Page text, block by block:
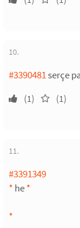
10.
#3390481serçe
(1) (1)
11.
#3391349
* he*
*